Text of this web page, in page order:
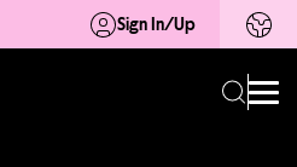
Sign In/Up